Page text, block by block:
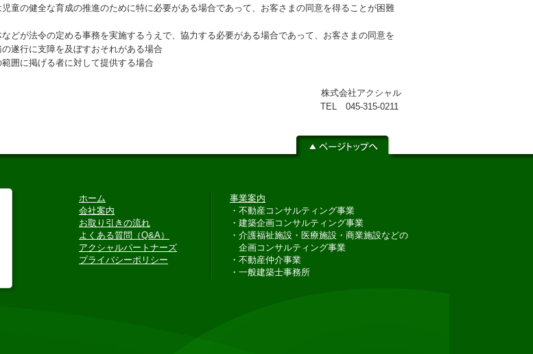
児童の健全な育成の推進のために特に必要がある場合であって、お客さまの同意を得ることが困難
などが法令の定める事務を実施するうえで、協力する必要がある場合であって、お客さまの同意を
遂行に支障を及ぼすおそれがある場合
範囲に掲げる者に対して提供する場合
株式会社アクシャル
TEL 045-315-0211
ホーム
会社案内
お取り引きの流れ
よくある質問（Q&A）
アクシャルパートナーズ
プライバシーポリシー
事業案内
・不動産コンサルティング事業
・建築企画コンサルティング事業
・介護福祉施設・医療施設・商業施設などの
企画コンサルティング事業
・不動産仲介事業
・一般建築士事務所